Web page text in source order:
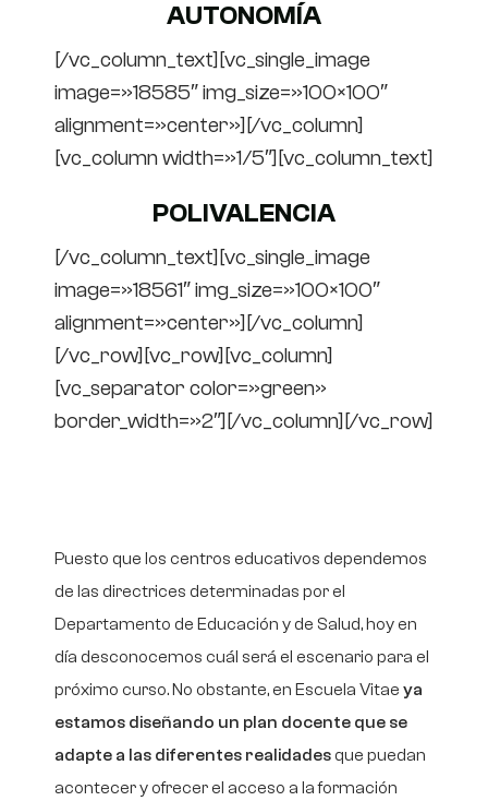
AUTONOMÍA
[/vc_column_text][vc_single_image
image=»18585″ img_size=»100×100″
alignment=»center»][/vc_column]
[vc_column width=»1/5″][vc_column_text]
POLIVALENCIA
[/vc_column_text][vc_single_image
image=»18561″ img_size=»100×100″
alignment=»center»][/vc_column]
[/vc_row][vc_row][vc_column]
[vc_separator color=»green»
border_width=»2″][/vc_column][/vc_row]
Puesto que los centros educativos dependemos
de las directrices determinadas por el
Departamento de Educación y de Salud, hoy en
día desconocemos cuál será el escenario para el
próximo curso. No obstante, en Escuela Vitae ya
estamos diseñando un plan docente que se
adapte a las diferentes realidades que puedan
acontecer y ofrecer el acceso a la formación